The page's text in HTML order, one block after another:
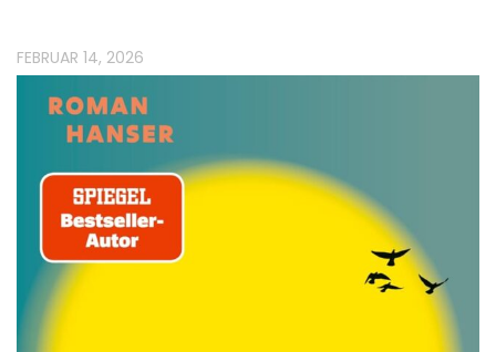
FEBRUAR 14, 2026